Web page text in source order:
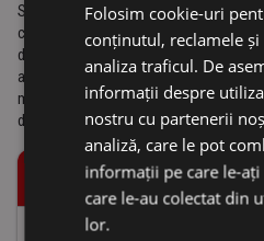
Stivuitoarele de containere SANY
ceea ce privește confortul, siguranța
de dotări opționale sunt disponibile
adaptare optimă la sarcina de
mobilă pentru o capacitate de
de iarnă pentru regiunile climatice
CONFORT OPERATOR / CABINĂ
Folosim cookie-uri
conținutul, reclamele
analiza traficul. De
informații despre
nostru cu partenerii
analiză, care le pot
informații pe care le-
care le-au colectat din
lor.